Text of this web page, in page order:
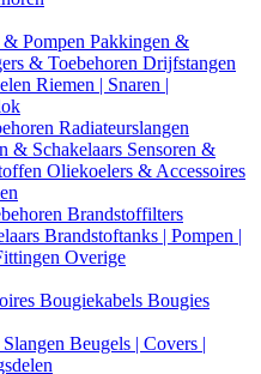
Pompen Pakkingen &
& Toebehoren Drijfstangen
Riemen | Snaren |
Radiateurslangen
& Schakelaars Sensoren &
Oliekoelers & Accessoires
Brandstoffilters
Brandstoftanks | Pompen |
Overige
Bougiekabels Bougies
Beugels | Covers |